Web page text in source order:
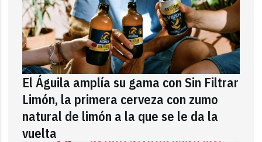
El Águila amplía su gama con Sin Filtrar
Limón, la primera cerveza con zumo
natural de limón a la que se le da la
vuelta